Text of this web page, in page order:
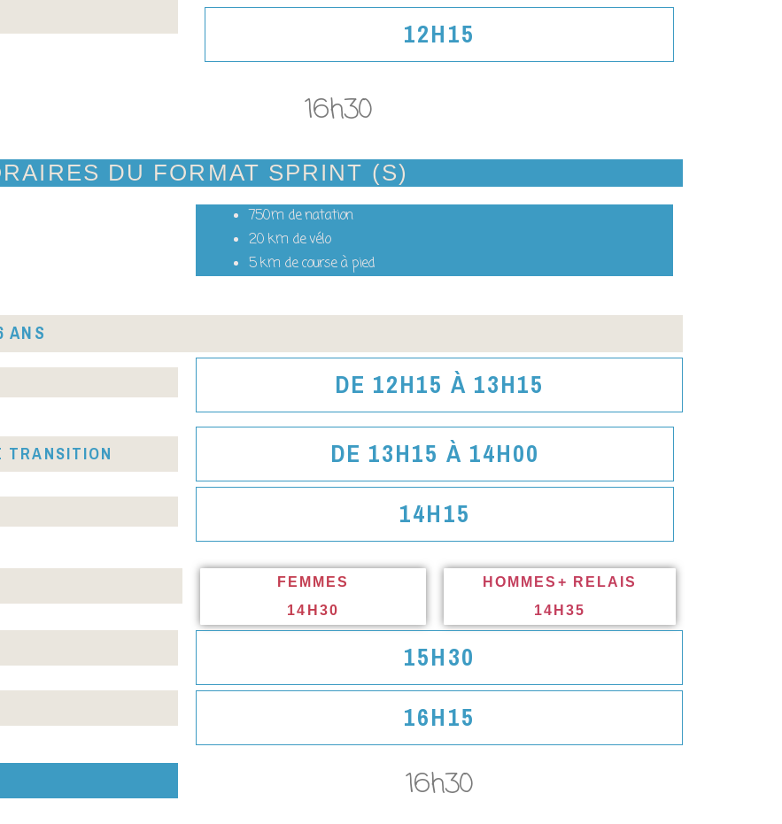
12H15
16h30
DU FORMAT SPRINT (S)
750m de natation
20 km de vélo
5 km de course à pied
ANS
DE 12H15 À 13H15
TRANSITION DE 13H15 À 14H00
14H15
FEMMES
14H30
HOMMES+ RELAIS
14H35
15H30
16H15
16h30